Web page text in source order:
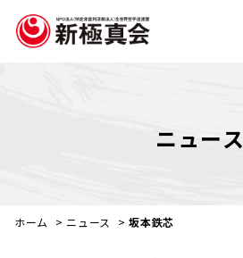
ニュース
ホーム > ニュース >坂本鉄芯